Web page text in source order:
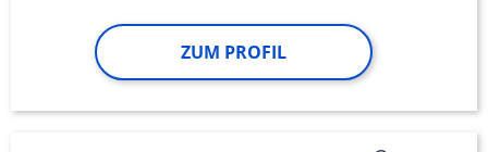
ZUM PROFIL